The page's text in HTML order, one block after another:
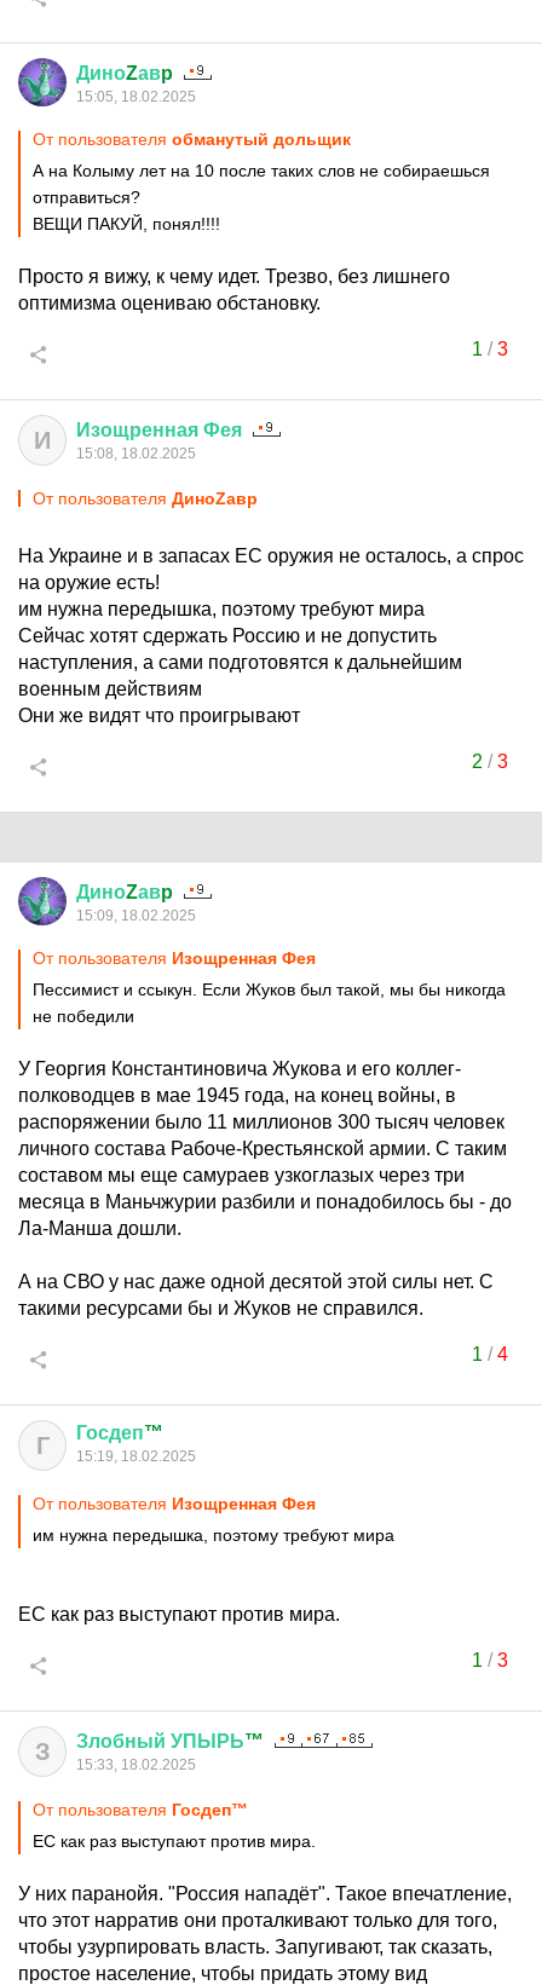
ДиноZавp
15:05, 18.02.2025
От пользователя обманутый дольщик
А на Колыму лет на 10 после таких слов не собираешься
отправиться?
ВЕЩИ ПАКУЙ, понял!!!!
Просто я вижу, к чему идет. Трезво, без лишнего
оптимизма оцениваю обстановку.
1 /3
И Изощренная Фея
15:08, 18.02.2025
От пользователя ДиноZавp
На Украине и в запасах ЕС оружия не осталось, а спрос
на оружие есть!
им нужна передышка, поэтому требуют мира
Сейчас хотят сдержать Россию и не допустить
наступления, а сами подготовятся к дальнейшим
военным действиям
Они же видят что проигрывают
2 /3
ДиноZавp
15:09, 18.02.2025
От пользователя Изощренная Фея
Пессимист и ссыкун. Если Жуков был такой, мы бы никогда
не победили
У Георгия Константиновича Жукова и его коллег-
полководцев в мае 1945 года, на конец войны, в
распоряжении было 11 миллионов 300 тысяч человек
личного состава Рабоче-Крестьянской армии. С таким
составом мы еще самураев узкоглазых через три
месяца в Маньчжурии разбили и понадобилось бы - до
Ла-Манша дошли.
А на СВО у нас даже одной десятой этой силы нет. С
такими ресурсами бы и Жуков не справился.
1 /4
Г Госдеп™
15:19, 18.02.2025
От пользователя Изощренная Фея
им нужна передышка, поэтому требуют мира
ЕС как раз выступают против мира.
1 /3
З Злобный УПЫРЬ™
15:33, 18.02.2025
От пользователя Госдеп™
ЕС как раз выступают против мира.
У них паранойя. "Россия нападёт". Такое впечатление,
что этот нарратив они проталкивают только для того,
чтобы узурпировать власть. Запугивают, так сказать,
простое население, чтобы придать этому вид